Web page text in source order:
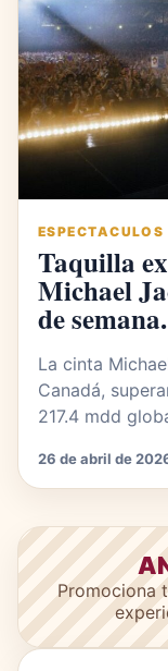
ESPECTACULOS
Taquilla
Michael
de semana.
La cinta
Canadá,
217.4 mdd
26 de abril de
Promociona